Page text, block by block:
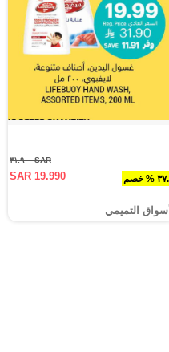
% خصم
SAR ٣١.٩٠٠
SAR 19.990
أسواق التميمي